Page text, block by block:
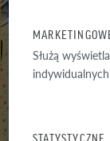
Służą
STATYSTYCZNE